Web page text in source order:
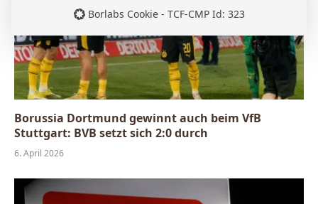
Borussia Dortmund gewinnt auch beim VfB
Stuttgart: BVB setzt sich 2:0 durch
6. April 2026
Borlabs Cookie - TCF-CMP Id: 323